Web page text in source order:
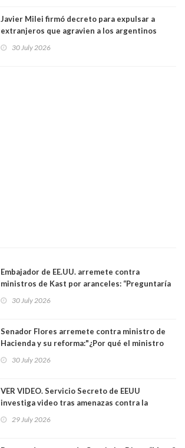
Javier Milei firmó decreto para expulsar a
extranjeros que agravien a los argentinos
30 July 2026
Embajador de EE.UU. arremete contra
ministros de Kast por aranceles: “Preguntaría
Yo diría que no”
30 July 2026
Senador Flores arremete contra ministro de
Hacienda y su reforma:"¿Por qué el ministro
más ricos, pasándole la aplanadora a los
30 July 2026
VER VIDEO. Servicio Secreto de EEUU
investiga video tras amenazas contra la
29 July 2026